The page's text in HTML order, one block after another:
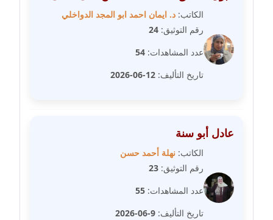
مدونة خولة سعيدان
عاملة
مدونة داليا السعيد
موقوف
مدونة داليا نور
عاملة
مدونة دعاء البدري
عاملة
الكاتب: د. ايمان احمد ابو المجد الدواخلي
رقم التوثيق: 24
عدد المشاهدات: 54
تاريخ التأليف: 12-06-2026
عادل أبو سنة
الكاتب: نهلة أحمد حسن
رقم التوثيق: 23
عدد المشاهدات: 55
تاريخ التأليف: 9-06-2026